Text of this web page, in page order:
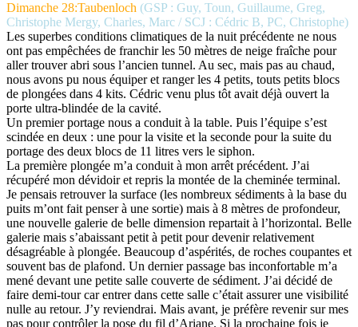
Dimanche 28:Taubenloch (GSP : Guy, Toun, Guillaume, Greg,
Christophe Mergy, Charles, Marc / SCJ : Cédric B, PC, Christophe)
Les superbes conditions climatiques de la nuit précédente ne nous
ont pas empêchées de franchir les 50 mètres de neige fraîche pour
aller trouver abri sous l’ancien tunnel. Au sec, mais pas au chaud,
nous avons pu nous équiper et ranger les 4 petits, touts petits blocs
de plongées dans 4 kits. Cédric venu plus tôt avait déjà ouvert la
porte ultra-blindée de la cavité.
Un premier portage nous a conduit à la table. Puis l’équipe s’est
scindée en deux : une pour la visite et la seconde pour la suite du
portage des deux blocs de 11 litres vers le siphon.
La première plongée m’a conduit à mon arrêt précédent. J’ai
récupéré mon dévidoir et repris la montée de la cheminée terminal.
Je pensais retrouver la surface (les nombreux sédiments à la base du
puits m’ont fait penser à une sortie) mais à 8 mètres de profondeur,
une nouvelle galerie de belle dimension repartait à l’horizontal. Belle
galerie mais s’abaissant petit à petit pour devenir relativement
désagréable à plongée. Beaucoup d’aspérités, de roches coupantes et
souvent bas de plafond. Un dernier passage bas inconfortable m’a
mené devant une petite salle couverte de sédiment. J’ai décidé de
faire demi-tour car entrer dans cette salle c’était assurer une visibilité
nulle au retour. J’y reviendrai. Mais avant, je préfère revenir sur mes
pas pour contrôler la pose du fil d’Ariane. Si la prochaine fois je